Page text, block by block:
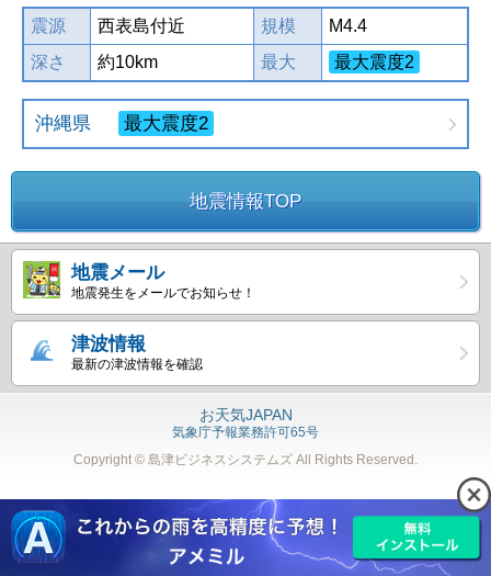
震源 西表島付近 規模
M4.4
深さ
約10km 最大 最大震度2
沖縄県 最大震度2
地震情報TOP
地震メール
地震発生をメールでお知らせ！
津波情報
最新の津波情報を確認
お天気JAPAN
気象庁予報業務許可65号
Copyright © 島津ビジネスシステムズ All Rights Reserved.